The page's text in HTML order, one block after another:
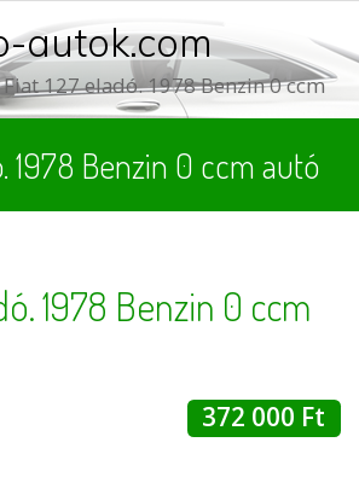
autok.com
127 eladó. 1978 Benzin 0 ccm
1978 Benzin 0 ccm autó
1978 Benzin 0 ccm
372 000 Ft